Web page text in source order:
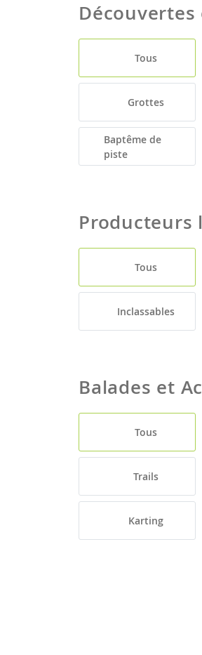
Tous
Grottes
Baptême de
piste
Producteurs
Tous
Inclassables
Balades et
Tous
Trails
Karting